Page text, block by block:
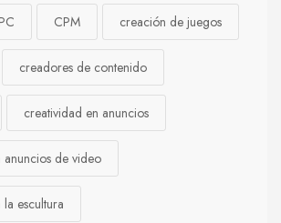
CPM creación de juegos
creadores de contenido
creatividad en anuncios
anuncios de video
escultura